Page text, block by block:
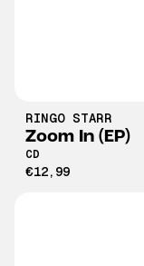
RINGO STARR
Zoom In (EP)
CD
€12,99